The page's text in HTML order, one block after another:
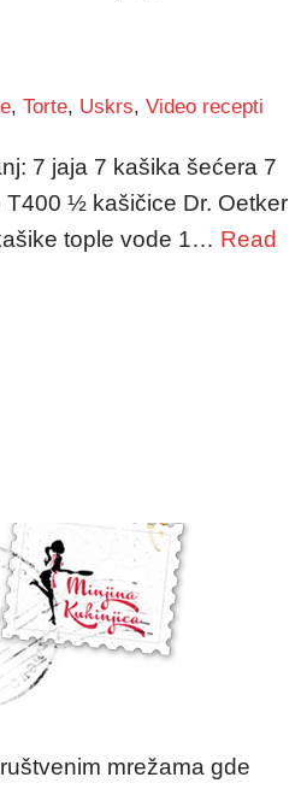
, Torte, Uskrs, Video recepti
7 jaja 7 kašika šećera 7
T400 ½ kašičice Dr. Oetker
tople vode 1… Read
mrežama gde